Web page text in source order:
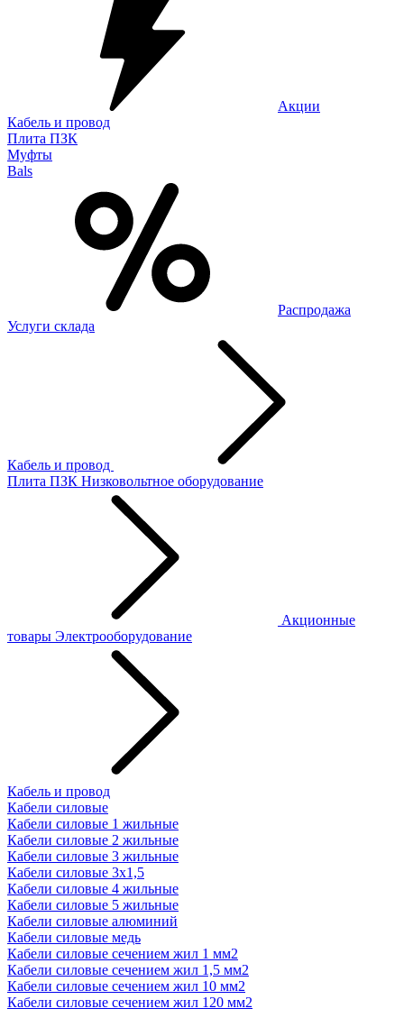
Акции
Кабель и провод
Плита ПЗК
Муфты
Bals
Распродажа
Услуги склада
Кабель и провод
Плита ПЗК Низковольтное оборудование
Акционные
товары Электрооборудование
Кабель и провод
Кабели силовые
Кабели силовые 1 жильные
Кабели силовые 2 жильные
Кабели силовые 3 жильные
Кабели силовые 3х1,5
Кабели силовые 4 жильные
Кабели силовые 5 жильные
Кабели силовые алюминий
Кабели силовые медь
Кабели силовые сечением жил 1 мм2
Кабели силовые сечением жил 1,5 мм2
Кабели силовые сечением жил 10 мм2
Кабели силовые сечением жил 120 мм2